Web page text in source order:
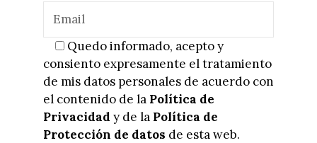
Quedo informado, acepto y
consiento expresamente el tratamiento
de mis datos personales de acuerdo con
el contenido de la Política de
Privacidad y de la Política de
Protección de datos de esta web.